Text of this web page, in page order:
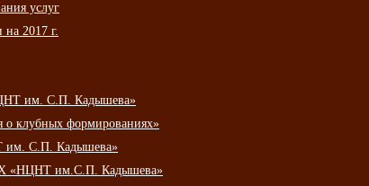
услуг
на 2017 г.
им. С.П. Кадышева»
клубных формированиях»
им. С.П. Кадышева»
«НЦНТ им.С.П. Кадышева»